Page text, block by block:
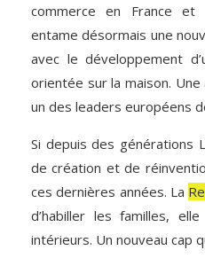
commerce en France et
entame désormais une
avec le développement
orientée sur la maison.
un des leaders européens
Si depuis des générations
de création et de
ces dernières années. La
d’habiller les familles,
intérieurs. Un nouveau cap